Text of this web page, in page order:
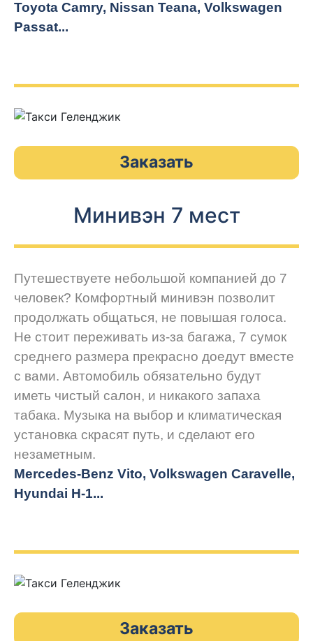
Toyota Camry, Nissan Teana, Volkswagen
Passat...
Заказать
Минивэн 7 мест
Путешествуете небольшой компанией до 7
человек? Комфортный минивэн позволит
продолжать общаться, не повышая голоса.
Не стоит переживать из-за багажа, 7 сумок
среднего размера прекрасно доедут вместе
с вами. Автомобиль обязательно будут
иметь чистый салон, и никакого запаха
табака. Музыка на выбор и климатическая
установка скрасят путь, и сделают его
незаметным.
Mercedes-Benz Vito, Volkswagen Caravelle,
Hyundai H-1...
Заказать